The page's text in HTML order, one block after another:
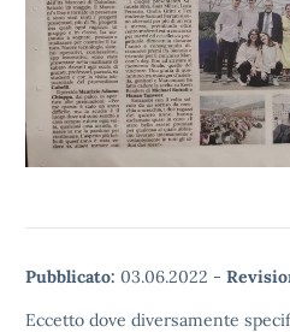
Pubblicato: 03.06.2022 -
Eccetto dove diversamente